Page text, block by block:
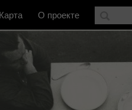
Карта О проекте